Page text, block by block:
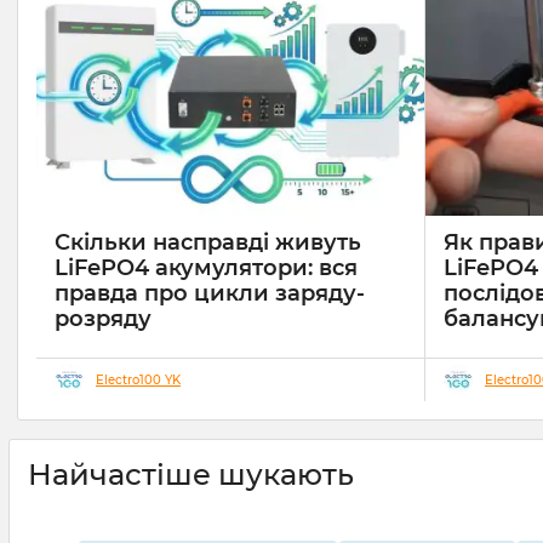
Скільки насправді живуть
LiFePO4 акумулятори: вся
правда про цикли заряду-
розряду
05 02 2026 0
7 хвилин
Electro100 YK
Як
10 06 2025
Сучасні
Найчастіше шукають